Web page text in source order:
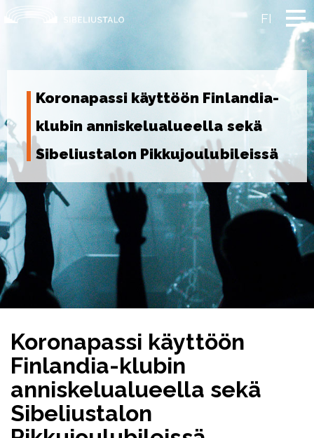
Skip
FI
Koronapassi käyttöön Finlandia-
klubin anniskelualueella sekä
Sibeliustalon Pikkujoulubileissä
Koronapassi käyttöön
Finlandia-klubin
anniskelualueella sekä
Sibeliustalon